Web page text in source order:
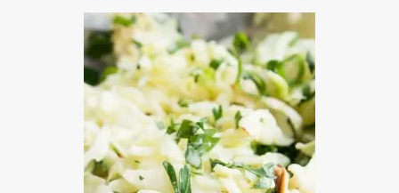
więcej
Czas przygotowania: 1,5
godziny czekania + 10 minut
pracy
DANIA GŁÓWNE
WIELKANOC ?